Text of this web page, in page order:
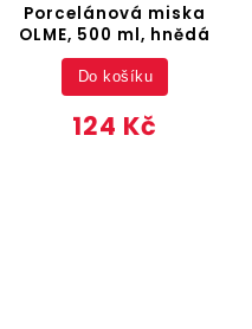
Porcelánová miska
OLME, 500 ml, hnědá
124 Kč
Do košíku